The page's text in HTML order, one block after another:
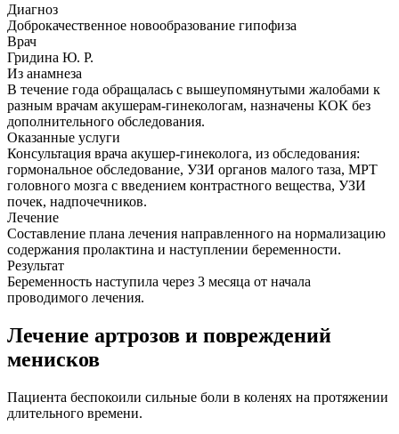
Диагноз
Доброкачественное новообразование гипофиза
Врач
Гридина Ю. Р.
Из анамнеза
В течение года обращалась с вышеупомянутыми жалобами к
разным врачам акушерам-гинекологам, назначены КОК без
дополнительного обследования.
Оказанные услуги
Консультация врача акушер-гинеколога, из обследования:
гормональное обследование, УЗИ органов малого таза, МРТ
головного мозга с введением контрастного вещества, УЗИ
почек, надпочечников.
Лечение
Составление плана лечения направленного на нормализацию
содержания пролактина и наступлении беременности.
Результат
Беременность наступила через 3 месяца от начала
проводимого лечения.
Лечение артрозов и повреждений
менисков
Пациента беспокоили сильные боли в коленях на протяжении
длительного времени.